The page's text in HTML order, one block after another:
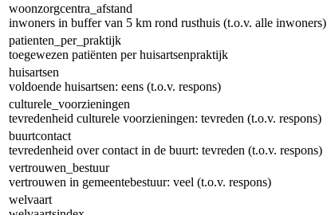
woonzorgcentra_afstand
inwoners in buffer van 5 km rond rusthuis (t.o.v. alle inwoners)
patienten_per_praktijk
toegewezen patiënten per huisartsenpraktijk
huisartsen
voldoende huisartsen: eens (t.o.v. respons)
culturele_voorzieningen
tevredenheid culturele voorzieningen: tevreden (t.o.v. respons)
buurtcontact
tevredenheid over contact in de buurt: tevreden (t.o.v. respons)
vertrouwen_bestuur
vertrouwen in gemeentebestuur: veel (t.o.v. respons)
welvaart